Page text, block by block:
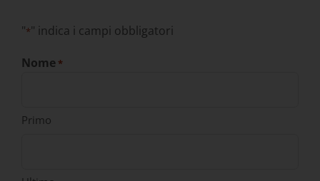
"*" indica i campi obbligatori
Nome*
Primo